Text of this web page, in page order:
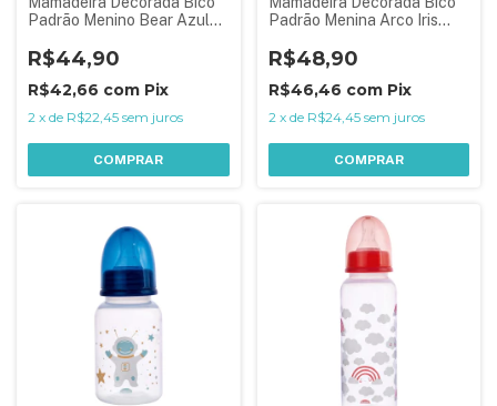
Padrão Menino Bear Azul
R$44,90
R$42,66 com Pix
2 x de R$22,45 sem juros
COMPRAR
Padrão Menina Arco Iris
R$48,90
R$46,46 com Pix
2 x de R$24,45 sem juros
COMPRAR